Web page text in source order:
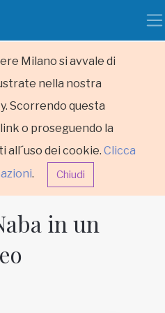
Milano si avvale di
nella nostra
Scorrendo questa
o proseguendo la
all´uso dei cookie. Clicca
. Chiudi
in un